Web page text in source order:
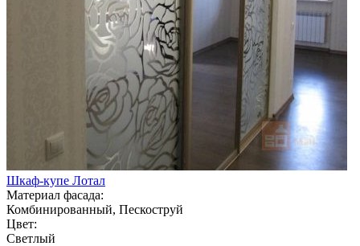
Шкаф-купе Лотал
Материал фасада:
Комбинированный, Пескоструй
Цвет:
Светлый